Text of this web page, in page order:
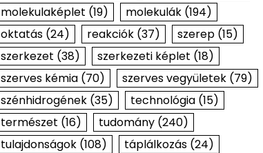
molekulaképlet (19) molekulák(194)
oktatás(24) reakciók(37) szerep(15)
szerkezet (38) szerkezeti képlet (18)
szerves kémia(70) szerves vegyületek(79)
szénhidrogének(35) technológia(15)
természet (16) tudomány(240)
tulajdonságok(108) táplálkozás(24)